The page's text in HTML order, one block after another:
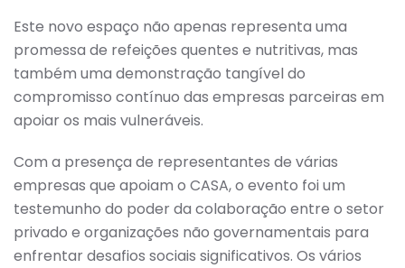
Este novo espaço não apenas representa uma
promessa de refeições quentes e nutritivas, mas
também uma demonstração tangível do
compromisso contínuo das empresas parceiras em
apoiar os mais vulneráveis.
Com a presença de representantes de várias
empresas que apoiam o CASA, o evento foi um
testemunho do poder da colaboração entre o setor
privado e organizações não governamentais para
enfrentar desafios sociais significativos. Os vários